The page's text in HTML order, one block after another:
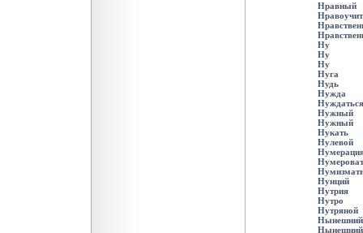
Нравный
Ну
Ну
Ну
Нуга
Нудь
Нужда
Нуждаться
Нужный
Нужный
Нукать
Нулевой
Нунций
Нутрия
Нутро
Нутряной
Нынешний
Нынешний